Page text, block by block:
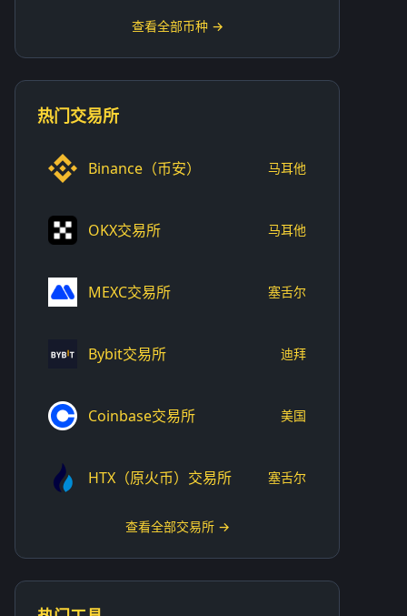
查看全部币种 →
热门交易所
Binance（币安） 马耳他
OKX交易所 马耳他
MEXC交易所 塞舌尔
Bybit交易所 迪拜
Coinbase交易所 美国
HTX（原火币）交易所 塞舌尔
查看全部交易所 →